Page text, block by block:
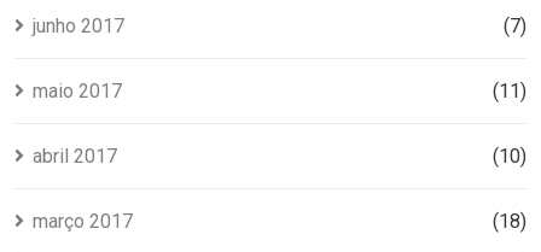
junho 2017 (7)
maio 2017 (11)
abril 2017 (10)
março 2017 (18)